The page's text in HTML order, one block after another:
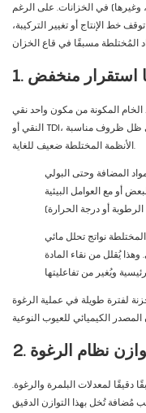
في الخزانات. على الرغم
خط الإنتاج أو تغيير التركيبة،
استقرار منخفض
من مكون واحد نقي (على سبيل المثال، البولي إيثر
النقي أو TDI، والتي يمكن تخزينها لعدة أشهر في ظل ظروف مناسبة)، فإن استقرار
الأنظمة المختلطة ضعيف للغاية.
المضافة وحتى البولي
أو مع العوامل البيئية
نواتج تحلل مائي
وهذا يُقلل من نقاء المادة
لفترة طويلة في عملية الرغوة
توازن نظام الرغوة
دقيقًا لمعدلات البلمرة والرغوة.